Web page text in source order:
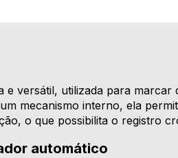
e versátil, utilizada para marcar
mecanismo interno, ela
o que possibilita o registro
automático